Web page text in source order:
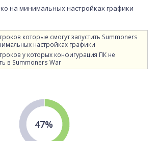
на минимальных настройках графики
которые смогут запустить Summoners
настройках графики
у которых конфигурация ПК не
в Summoners War
47%